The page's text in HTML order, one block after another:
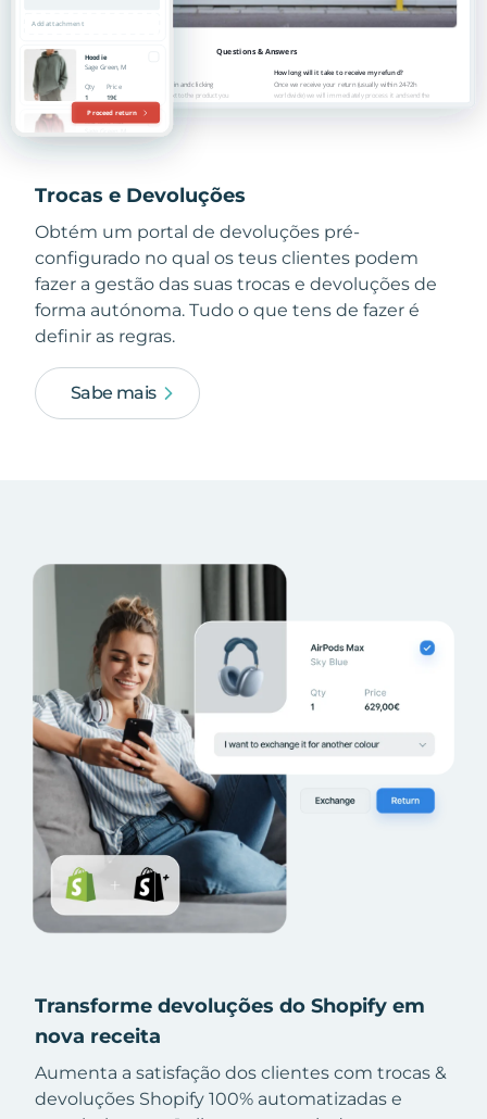
Trocas e Devoluções
Obtém um portal de devoluções pré-
configurado no qual os teus clientes podem
fazer a gestão das suas trocas e devoluções de
forma autónoma. Tudo o que tens de fazer é
definir as regras.
Sabe mais
Transforme devoluções do Shopify em
nova receita
Aumenta a satisfação dos clientes com trocas &
devoluções Shopify 100% automatizadas e